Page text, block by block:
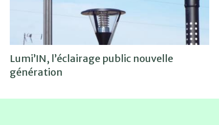
Lumi’IN, l’éclairage public nouvelle
génération